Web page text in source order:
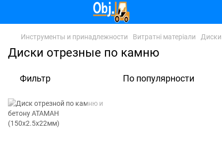
Инструменты и принадлежности Витратні матеріали
Диски отрезные по камню
Фильтр По популярности